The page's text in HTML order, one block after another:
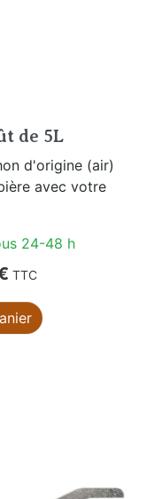
de 5L
d'origine (air)
avec votre
24-48 h
TTC